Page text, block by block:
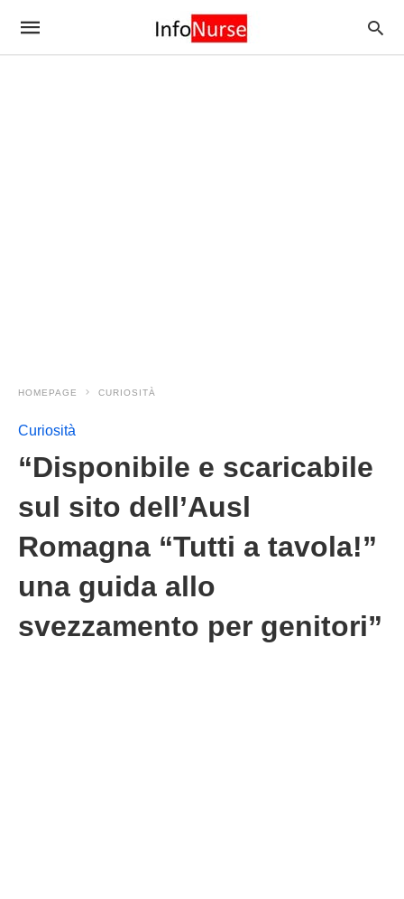
HOMEPAGE CURIOSITÀ
Curiosità
“Disponibile e scaricabile
sul sito dell’Ausl
Romagna “Tutti a tavola!”
una guida allo
svezzamento per genitori”